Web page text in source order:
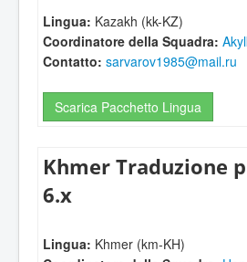
Lingua: Kazakh (kk-KZ)
Coordinatore della Squadra:
Contatto: sarvarov1985@mail.ru
Scarica Pacchetto Lingua
Khmer Traduzione
6.x
Lingua: Khmer (km-KH)